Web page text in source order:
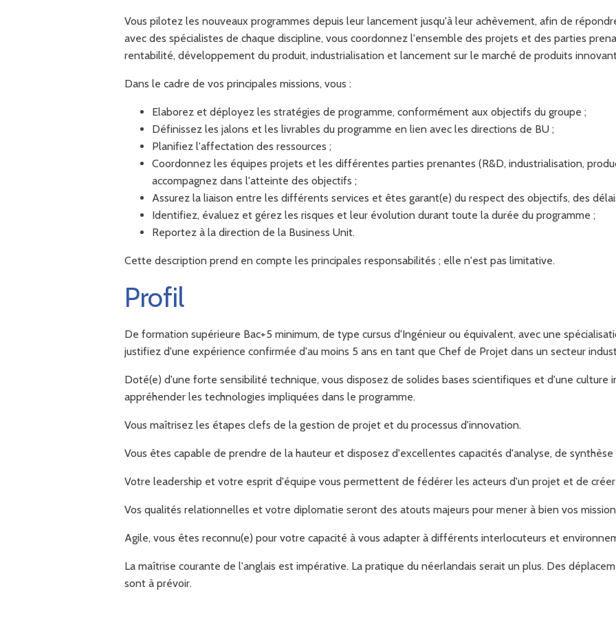
Vous pilotez les nouveaux programmes depuis leur lancement jusqu'à leur achèvement, afin de
avec des spécialistes de chaque discipline, vous coordonnez l'ensemble des projets et des parties
rentabilité, développement du produit, industrialisation et lancement sur le marché de produits
Dans le cadre de vos principales missions, vous :
Elaborez et déployez les stratégies de programme, conformément aux objectifs du groupe ;
Définissez les jalons et les livrables du programme en lien avec les directions de BU ;
Planifiez l'affectation des ressources ;
Coordonnez les équipes projets et les différentes parties prenantes (R&D, industrialisation,
accompagnez dans l'atteinte des objectifs ;
Assurez la liaison entre les différents services et êtes garant(e) du respect des objectifs, des
Identifiez, évaluez et gérez les risques et leur évolution durant toute la durée du programme ;
Reportez à la direction de la Business Unit.
Cette description prend en compte les principales responsabilités ; elle n'est pas limitative.
Profil
De formation supérieure Bac+5 minimum, de type cursus d'Ingénieur ou équivalent, avec une
justifiez d'une expérience confirmée d'au moins 5 ans en tant que Chef de Projet dans un secteur
Doté(e) d'une forte sensibilité technique, vous disposez de solides bases scientifiques et d'une
appréhender les technologies impliquées dans le programme.
Vous maîtrisez les étapes clefs de la gestion de projet et du processus d'innovation.
Vous êtes capable de prendre de la hauteur et disposez d'excellentes capacités d'analyse, de
Votre leadership et votre esprit d'équipe vous permettent de fédérer les acteurs d'un projet et de
Vos qualités relationnelles et votre diplomatie seront des atouts majeurs pour mener à bien vos
Agile, vous êtes reconnu(e) pour votre capacité à vous adapter à différents interlocuteurs et
La maîtrise courante de l'anglais est impérative. La pratique du néerlandais serait un plus. Des
sont à prévoir.